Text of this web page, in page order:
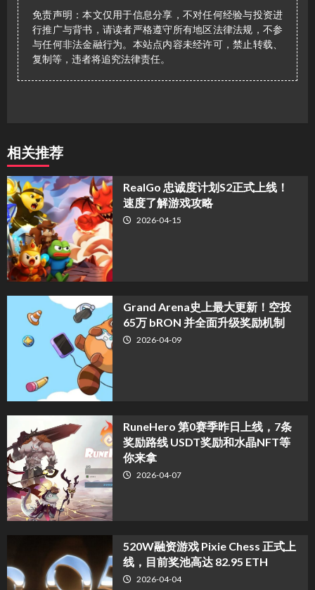
免责声明：本文仅用于信息分享，不对任何经验与投资进
行推广与背书，请读者严格遵守所有地区法律法规，不参
与任何非法金融行为。本站点内容未经许可，禁止转载、
复制等，违者将追究法律责任。
相关推荐
​RealGo 忠诚度计划S2正式上线！
速度了解游戏攻略
2026-04-15
Grand Arena史上最大更新！空投
65万 bRON 并全面升级奖励机制
2026-04-09
RuneHero 第0赛季昨日上线，7条
奖励路线 USDT奖励和水晶NFT等
你来拿
2026-04-07
520W融资游戏 Pixie Chess 正式上
线，目前奖池高达 82.95 ETH
2026-04-04